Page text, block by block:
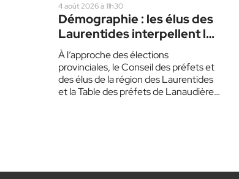
4 août 2026 à 11h30
Démographie : les élus des
Laurentides interpellent les
partis politiques
À l’approche des élections
provinciales, le Conseil des préfets et
des élus de la région des Laurentides
et la Table des préfets de Lanaudière